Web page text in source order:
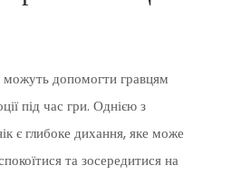
можуть допомогти гравцям
під час гри. Однією з
є глибоке дихання, яке може
та зосередитися на